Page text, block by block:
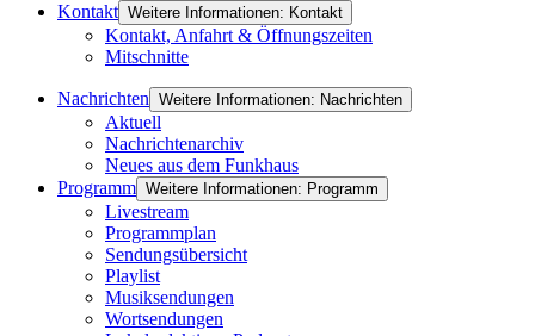
Kontakt Weitere Informationen: Kontakt
Kontakt, Anfahrt & Öffnungszeiten
Mitschnitte
Nachrichten Weitere Informationen: Nachrichten
Aktuell
Nachrichtenarchiv
Neues aus dem Funkhaus
Programm Weitere Informationen: Programm
Livestream
Programmplan
Sendungsübersicht
Playlist
Musiksendungen
Wortsendungen